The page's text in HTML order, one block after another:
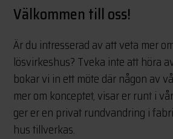
Välkommen till oss!
Är du intresserad av att veta mer
lösvirkeshus? Tveka inte att höra
bokar vi in ett möte där någon av
mer om konceptet, visar er runt i
ger er en privat rundvandring i
hus tillverkas.